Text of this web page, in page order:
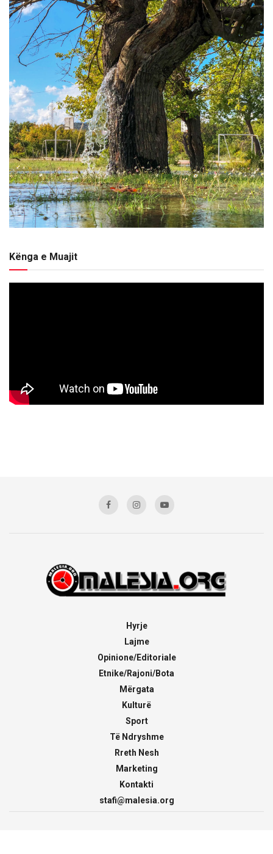
Kënga e Muajit
Hyrje
Lajme
Opinione/Editoriale
Etnike/Rajoni/Bota
Mërgata
Kulturë
Sport
Të Ndryshme
Rreth Nesh
Marketing
Kontakti
stafi@malesia.org